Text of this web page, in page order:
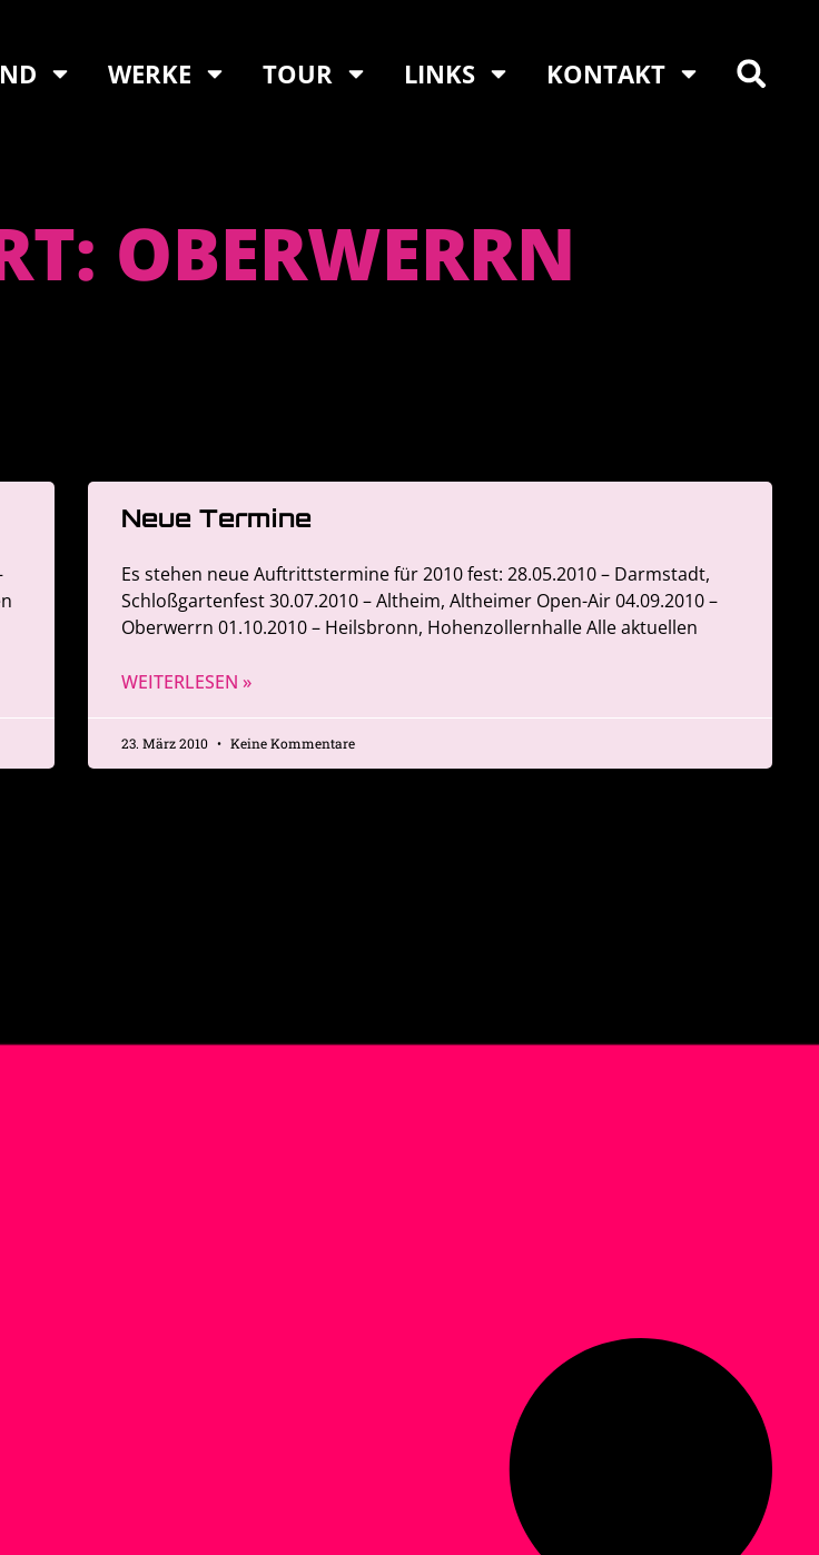
WERKE TOUR LINKS KONTAKT
OBERWERRN
Neue Termine
Es stehen neue Auftrittstermine für 2010 fest: 28.05.2010 – Darmstadt,
Schloßgartenfest 30.07.2010 – Altheim, Altheimer Open-Air 04.09.2010 –
Oberwerrn 01.10.2010 – Heilsbronn, Hohenzollernhalle Alle aktuellen
WEITERLESEN »
23. März 2010 Keine Kommentare